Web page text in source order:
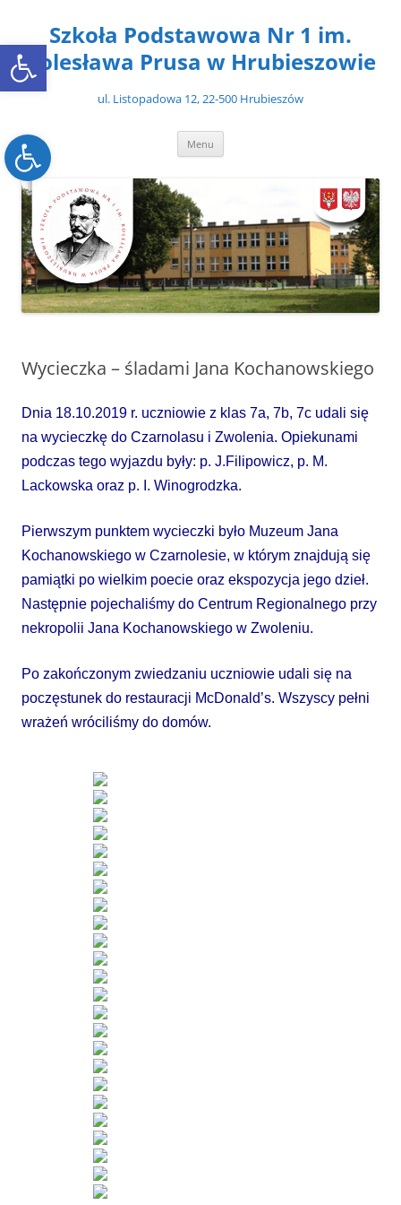
Open toolbar
Open toolbar
treściSzkoła Podstawowa Nr 1 im.
Bolesława Prusa w Hrubieszowie
ul. Listopadowa 12, 22-500 Hrubieszów
Menu
Wycieczka – śladami Jana Kochanowskiego
Dnia 18.10.2019 r. uczniowie z klas 7a, 7b, 7c udali się
na wycieczkę do Czarnolasu i Zwolenia. Opiekunami
podczas tego wyjazdu były: p. J.Filipowicz, p. M.
Lackowska oraz p. I. Winogrodzka.
Pierwszym punktem wycieczki było Muzeum Jana
Kochanowskiego w Czarnolesie, w którym znajdują się
pamiątki po wielkim poecie oraz ekspozycja jego dzieł.
Następnie pojechaliśmy do Centrum Regionalnego przy
nekropolii Jana Kochanowskiego w Zwoleniu.
Po zakończonym zwiedzaniu uczniowie udali się na
poczęstunek do restauracji McDonald’s. Wszyscy pełni
wrażeń wróciliśmy do domów.